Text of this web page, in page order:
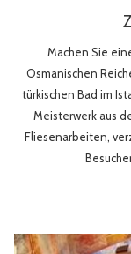
Machen Sie
Osmanischen
türkischen Bad im
Meisterwerk aus
Fliesenarbeiten,